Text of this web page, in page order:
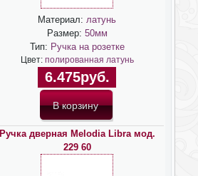
Материал: латунь
Размер: 50мм
Тип: Ручка на розетке
Цвет: полированная латунь
6.475руб.
Ручка дверная Melodia Libra мод.
229 60